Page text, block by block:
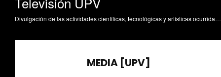
Divulgación de las actividades científicas, tecnológicas y artísticas ocurridas en los tres campus de la UPV